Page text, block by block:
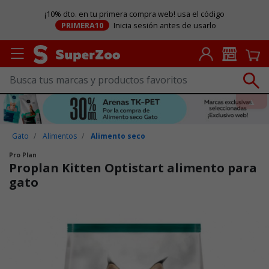
¡10% dto. en tu primera compra web! usa el código
PRIMERA10
Inicia sesión antes de usarlo
Gato Alimentos Alimento seco
Pro Plan
Proplan Kitten Optistart alimento para
gato